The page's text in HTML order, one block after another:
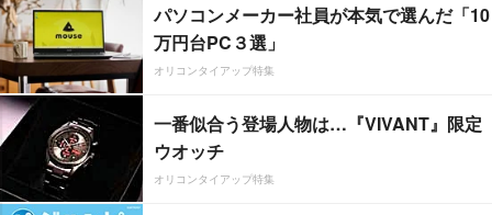
パソコンメーカー社員が本気で選んだ「10
万円台PC３選」
オリコンタイアップ特集
一番似合う登場人物は…『VIVANT』限定
ウオッチ
オリコンタイアップ特集